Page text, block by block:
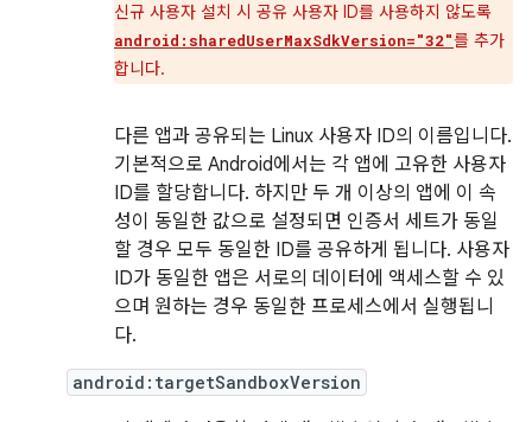
신규 사용자 설치 시 공유 사용자 ID를 사용하지 않도록
android:sharedUserMaxSdkVersion="32"를 추가
합니다.
다른 앱과 공유되는 Linux 사용자 ID의 이름입니다.
기본적으로 Android에서는 각 앱에 고유한 사용자
ID를 할당합니다. 하지만 두 개 이상의 앱에 이 속
성이 동일한 값으로 설정되면 인증서 세트가 동일
할 경우 모두 동일한 ID를 공유하게 됩니다. 사용자
ID가 동일한 앱은 서로의 데이터에 액세스할 수 있
으며 원하는 경우 동일한 프로세스에서 실행됩니
다.
android:targetSandboxVersion